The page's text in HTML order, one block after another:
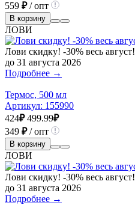
559 ₽/ опт
В корзину
ЛОВИ
Лови скидку! -30% весь август!
до 31 августа 2026
Подробнее →
Термос, 500 мл
Артикул: 155990
424₽ 499.99₽
349 ₽/ опт
В корзину
ЛОВИ
Лови скидку! -30% весь август!
до 31 августа 2026
Подробнее →